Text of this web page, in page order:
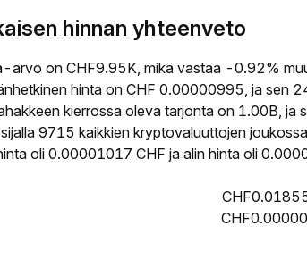
hinnan yhteenveto
on CHF9.95K, mikä vastaa -0.92%
hinta on CHF 0.00000995, ja sen
kierrossa oleva tarjonta on 1.00B, ja
9715 kaikkien kryptovaluuttojen
oli 0.00001017 CHF ja alin hinta oli